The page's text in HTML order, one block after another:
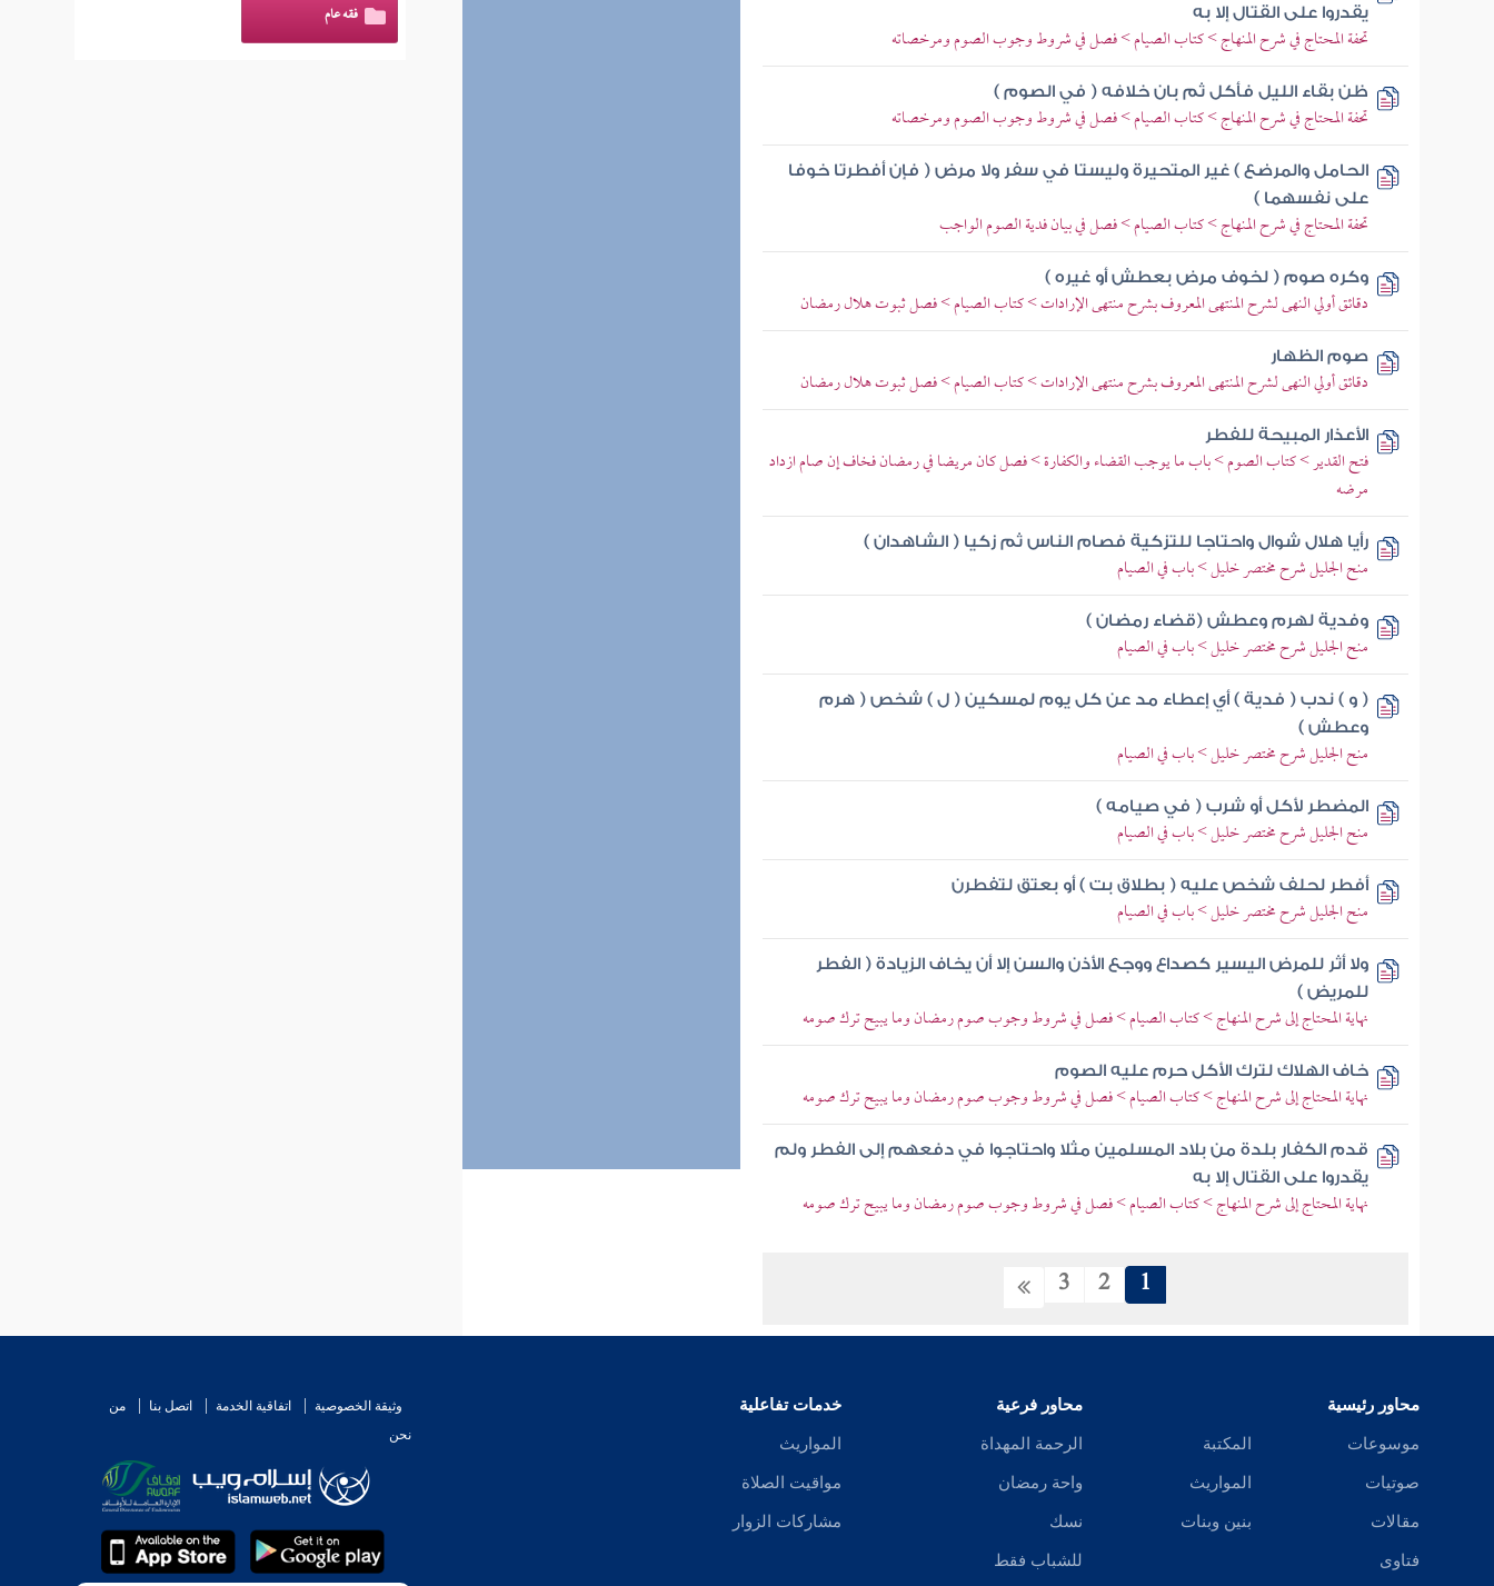
يقدروا على القتال إلا به
تحفة المحتاج في شرح المنهاج > كتاب الصيام > فصل في شروط وجوب الصوم ومرخصاته
ظن بقاء الليل فأكل ثم بان خلافه ( في الصوم )
تحفة المحتاج في شرح المنهاج > كتاب الصيام > فصل في شروط وجوب الصوم ومرخصاته
الحامل والمرضع ) غير المتحيرة وليستا في سفر ولا مرض ( فإن أفطرتا خوفا
على نفسهما )
تحفة المحتاج في شرح المنهاج > كتاب الصيام > فصل في بيان فدية الصوم الواجب
وكره صوم ( لخوف مرض بعطش أو غيره )
دقائق أولي النهى لشرح المنتهى المعروف بشرح منتهى الإرادات > كتاب الصيام > فصل ثبوت هلال رمضان
صوم الظهار
دقائق أولي النهى لشرح المنتهى المعروف بشرح منتهى الإرادات > كتاب الصيام > فصل ثبوت هلال رمضان
الأعذار المبيحة للفطر
فتح القدير > كتاب الصوم > باب ما يوجب القضاء والكفارة > فصل كان مريضا في رمضان فخاف إن صام ازداد
مرضه
رأيا هلال شوال واحتاجا للتزكية فصام الناس ثم زكيا ( الشاهدان )
منح الجليل شرح مختصر خليل > باب في الصيام
وفدية لهرم وعطش (قضاء رمضان )
منح الجليل شرح مختصر خليل > باب في الصيام
( و ) ندب ( فدية ) أي إعطاء مد عن كل يوم لمسكين ( ل ) شخص ( هرم
وعطش )
منح الجليل شرح مختصر خليل > باب في الصيام
المضطر لأكل أو شرب ( في صيامه )
منح الجليل شرح مختصر خليل > باب في الصيام
أفطر لحلف شخص عليه ( بطلاق بت ) أو بعتق لتفطرن
منح الجليل شرح مختصر خليل > باب في الصيام
ولا أثر للمرض اليسير كصداع ووجع الأذن والسن إلا أن يخاف الزيادة ( الفطر
للمريض )
نهاية المحتاج إلى شرح المنهاج > كتاب الصيام > فصل في شروط وجوب صوم رمضان وما يبيح ترك صومه
خاف الهلاك لترك الأكل حرم عليه الصوم
نهاية المحتاج إلى شرح المنهاج > كتاب الصيام > فصل في شروط وجوب صوم رمضان وما يبيح ترك صومه
قدم الكفار بلدة من بلاد المسلمين مثلا واحتاجوا في دفعهم إلى الفطر ولم
يقدروا على القتال إلا به
نهاية المحتاج إلى شرح المنهاج > كتاب الصيام > فصل في شروط وجوب صوم رمضان وما يبيح ترك صومه
1
2
3
فقه عام
محاور رئيسية
موسوعات
صوتيات
مقالات
فتاوى
المكتبة
المواريث
بنين وبنات
محاور فرعية
الرحمة المهداة
واحة رمضان
نسك
للشباب فقط
خدمات تفاعلية
المواريث
مواقيت الصلاة
مشاركات الزوار
وثيقة الخصوصية اتفاقية الخدمة اتصل بنا
من
نحن